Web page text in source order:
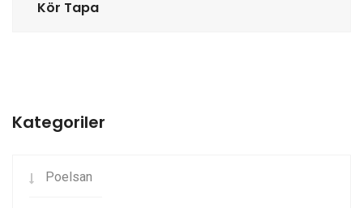
Kör Tapa
Kategoriler
Poelsan